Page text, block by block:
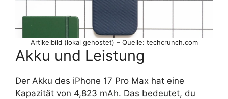
Artikelbild (lokal gehostet) – Quelle: techcrunch.com
Akku und Leistung
Der Akku des iPhone 17 Pro Max hat eine
Kapazität von 4,823 mAh. Das bedeutet, du